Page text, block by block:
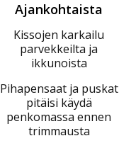
Ajankohtaista
Kissojen karkailu
parvekkeilta ja
ikkunoista
Pihapensaat ja puskat
pitäisi käydä
penkomassa ennen
trimmausta